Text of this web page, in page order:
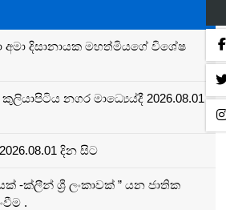
අමා දිසානායක මහත්මියගේ විශේෂ‍
කුලියාපිටිය නගර මාධ්‍යෙය්දී 2026.08.01
දින සිට
-ක්ලීන් ශ්‍රී ලංකාවක් ” යන ජාතික
.